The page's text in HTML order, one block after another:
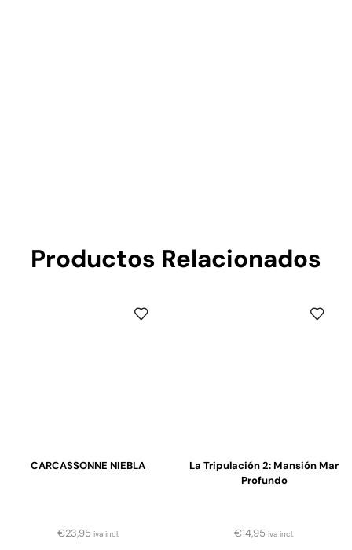
Productos Relacionados
CARCASSONNE NIEBLA
€23,95 iva incl.
La Tripulación 2: Mansión Mar
Profundo
€14,95 iva incl.